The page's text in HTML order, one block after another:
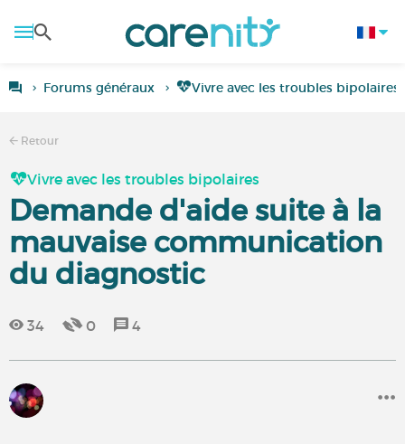
Forums généraux Vivre avec les troubles bipolaires
Retour
Vivre avec les troubles bipolaires
Demande d'aide suite à la
mauvaise communication
du diagnostic
34 0 4